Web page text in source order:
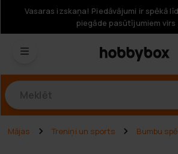
Vasaras izskaņa! Piedāvājumi ir spēkā
piegāde pasūtījumiem virs
Mājas Treniņi un sports Bumbu